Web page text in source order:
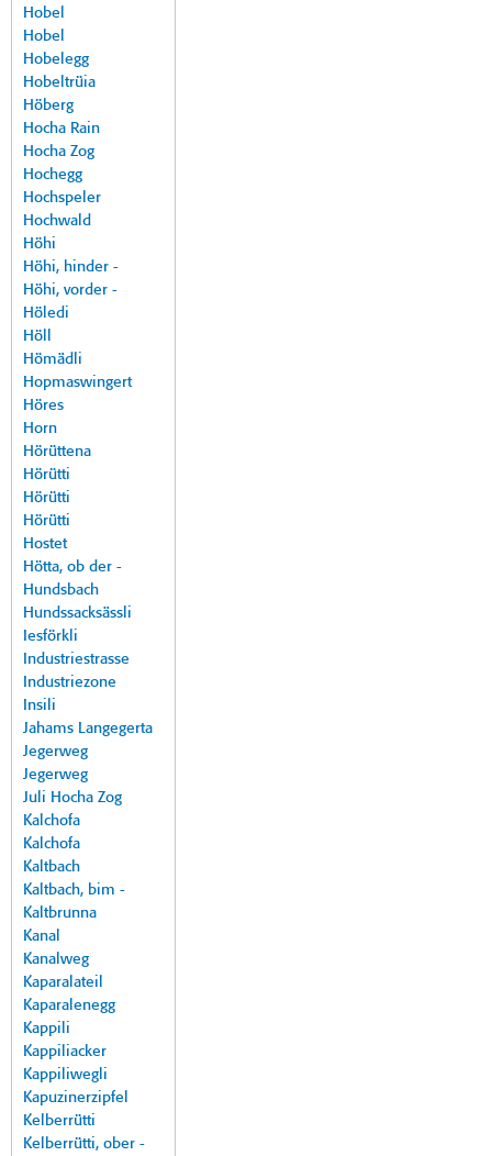
Hobel
Hobel
Hobelegg
Hobeltrüia
Höberg
Hocha Rain
Hocha Zog
Hochegg
Hochspeler
Hochwald
Höhi
Höhi, hinder -
Höhi, vorder -
Höledi
Höll
Hömädli
Hopmaswingert
Höres
Horn
Hörüttena
Hörütti
Hörütti
Hörütti
Hostet
Hötta, ob der -
Hundsbach
Hundssacksässli
Iesförkli
Industriestrasse
Industriezone
Insili
Jahams Langegerta
Jegerweg
Jegerweg
Juli Hocha Zog
Kalchofa
Kalchofa
Kaltbach
Kaltbach, bim -
Kaltbrunna
Kanal
Kanalweg
Kaparalateil
Kaparalenegg
Kappili
Kappiliacker
Kappiliwegli
Kapuzinerzipfel
Kelberrütti
Kelberrütti, ober -